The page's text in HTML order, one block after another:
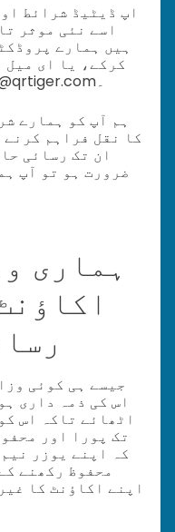
اپ ڈیٹیڈ شرائط
اسے نئی موثر
ہیں ہمارے
کرکے، یا ای
کرنے کی درخواست کے ساتھ it@qrtiger.com۔
ہم آپ کو ہمارے
کا نقل فراہم
ان تک رسائی
ضرورت ہو تو آپ
ہماری
جیسے ہی کوئی
اس کی ذمہ داری
اٹھائے تاکہ اس
تک پورا اور
کہ اپنے یوزر
محفوظ رکھنے
اپنے اکاؤنٹ کا